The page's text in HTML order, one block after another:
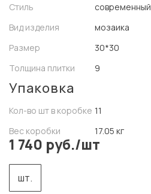
Стиль
современный
Вид изделия
мозаика
Размер
30*30
Толщина плитки
9
Упаковка
Кол-во шт в коробке 11
Вес коробки
17.05 кг
1 740 руб./шт
шт.